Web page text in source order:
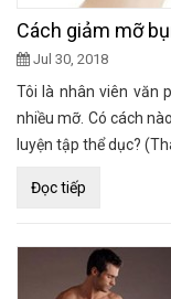
Cách giảm mỡ
Jul 30, 2018
Tôi là nhân viên văn
nhiều mỡ. Có cách
luyện tập thể dục?
Đọc tiếp